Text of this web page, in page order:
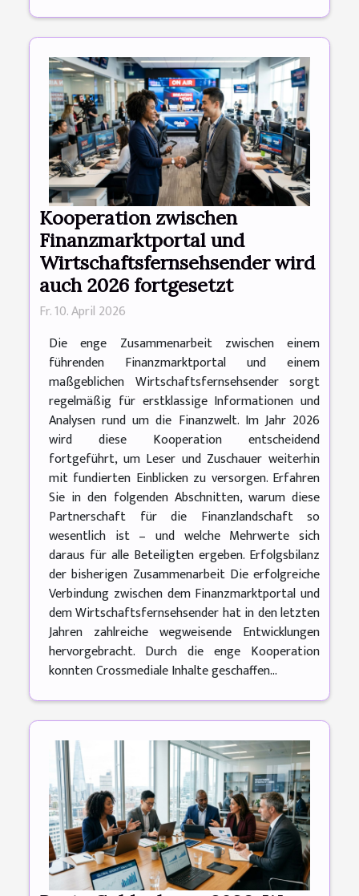
Kooperation zwischen
Finanzmarktportal und
Wirtschaftsfernsehsender wird
auch 2026 fortgesetzt
Fr. 10. April 2026
Die enge Zusammenarbeit zwischen einem
führenden Finanzmarktportal und einem
maßgeblichen Wirtschaftsfernsehsender sorgt
regelmäßig für erstklassige Informationen und
Analysen rund um die Finanzwelt. Im Jahr 2026
wird diese Kooperation entscheidend
fortgeführt, um Leser und Zuschauer weiterhin
mit fundierten Einblicken zu versorgen. Erfahren
Sie in den folgenden Abschnitten, warum diese
Partnerschaft für die Finanzlandschaft so
wesentlich ist – und welche Mehrwerte sich
daraus für alle Beteiligten ergeben. Erfolgsbilanz
der bisherigen Zusammenarbeit Die erfolgreiche
Verbindung zwischen dem Finanzmarktportal und
dem Wirtschaftsfernsehsender hat in den letzten
Jahren zahlreiche wegweisende Entwicklungen
hervorgebracht. Durch die enge Kooperation
konnten Crossmediale Inhalte geschaffen...